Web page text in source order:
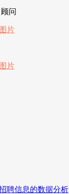
问
聘信息的数据分析